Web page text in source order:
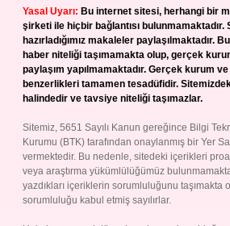
Yasal Uyarı: Bu internet sitesi, herhangi bir
şirketi ile hiçbir bağlantısı bulunmamaktadır.
hazırladığımız makaleler paylaşılmaktadır.
haber niteliği taşımamakta olup, gerçek
paylaşım yapılmamaktadır. Gerçek kurum
benzerlikleri tamamen tesadüfidir.
halindedir ve tavsiye niteliği taşımazlar.
Sitemiz, 5651 Sayılı Kanun gereğince Bilgi
Kurumu (BTK) tarafından onaylanmış bir Yer
vermektedir. Bu nedenle, sitedeki içerikleri
veya araştırma yükümlülüğümüz
yazdıkları içeriklerin sorumluluğunu taşımakta
sorumluluğu kabul etmiş sayılırlar.